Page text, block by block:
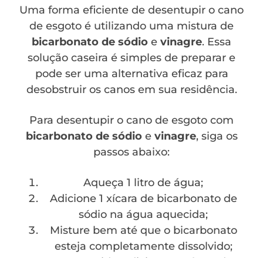
Uma forma eficiente de desentupir o cano
de esgoto é utilizando uma mistura de
bicarbonato de sódio e vinagre. Essa
solução caseira é simples de preparar e
pode ser uma alternativa eficaz para
desobstruir os canos em sua residência.
Para desentupir o cano de esgoto com
bicarbonato de sódioe vinagre, siga os
passos abaixo:
Aqueça 1 litro de água;
Adicione 1 xícara de bicarbonato de
sódio na água aquecida;
Misture bem até que o bicarbonato
esteja completamente dissolvido;